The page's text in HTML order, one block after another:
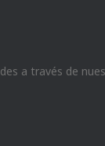
a través de